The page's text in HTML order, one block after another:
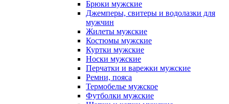
Брюки мужские
Джемперы, свитеры и водолазки для
мужчин
Жилеты мужские
Костюмы мужские
Куртки мужские
Носки мужские
Перчатки и варежки мужские
Ремни, пояса
Термобелье мужское
Футболки мужские